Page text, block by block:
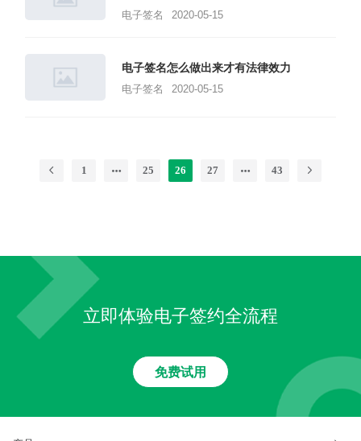
电子签名 2020-05-15
电子签名怎么做出来才有法律效力
电子签名 2020-05-15
1 25 26 27 43
立即体验电子签约全流程
免费试用